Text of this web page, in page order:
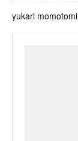
yukari momotomi